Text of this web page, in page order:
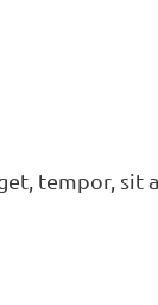
tempor, sit